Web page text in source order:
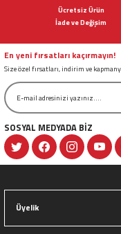
Ürün bilgilerinde hatalar
Bu ürüne benzer farklı
Ücretsiz Ürün
İade ve Değişim
En yeni fırsatları kaçırmayın!
Size özel fırsatları, indirim ve
SOSYAL MEDYADA BİZ
Üyelik